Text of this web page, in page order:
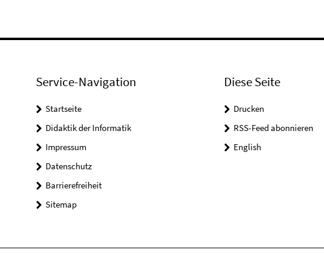
Service-Navigation
Startseite
Didaktik der Informatik
Impressum
Datenschutz
Barrierefreiheit
Sitemap
Diese Seite
Drucken
RSS-Feed abonnieren
English